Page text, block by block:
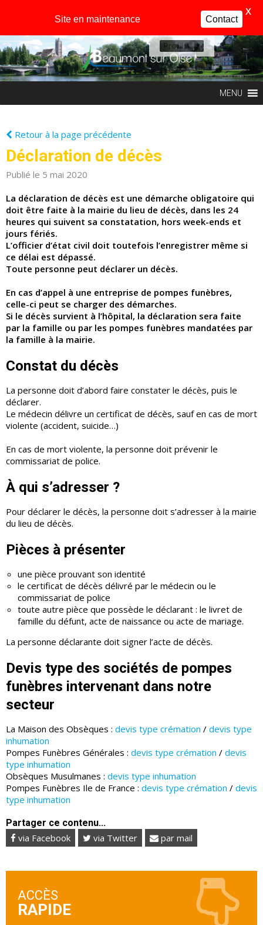
Profil
MENU
Retour à la page précédente
Déclaration de décès
Publié le 5 mai 2020
La déclaration de décès est une démarche obligatoire qui
doit être faite à la mairie du lieu de décès, dans les 24
heures qui suivent sa constatation, hors week-ends et
jours fériés.
L’officier d’état civil doit toutefois l’enregistrer même si
ce délai est dépassé.
Toute personne peut déclarer un décès.
En cas d’appel à une entreprise de pompes funèbres,
celle-ci peut se charger des démarches.
Si le décès survient à l’hôpital, la déclaration sera faite
par la famille ou par les pompes funèbres mandatées par
la famille à la mairie.
Constat du décès
La personne doit d’abord faire constater le décès, puis le
déclarer.
Le médecin délivre un certificat de décès, sauf en cas de mort
violente (accident, suicide…)
En cas de mort violente, la personne doit prévenir le
commissariat de police.
À qui s’adresser ?
Pour déclarer le décès, la personne doit s’adresser à la mairie
du lieu de décès.
Pièces à présenter
une pièce prouvant son identité
le certificat de décès délivré par le médecin ou le
commissariat de police
toute autre pièce que possède le déclarant : le livret de
famille du défunt, acte de naissance ou acte de mariage.
La personne déclarante doit signer l’acte de décès.
Devis type des sociétés de pompes
funèbres intervenant dans notre
secteur
La Maison des Obsèques : devis type crémation / devis type
inhumation
Pompes Funèbres Générales : devis type crémation / devis
type inhumation
Obsèques Musulmanes : devis type inhumation
Pompes Funèbres Ile de France : devis type crémation / devis
type inhumation
Partager ce contenu...
via Facebook via Twitter par mail
ACCÈS
Site en maintenance Contact
X